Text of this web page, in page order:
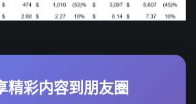
精彩内容到朋友圈